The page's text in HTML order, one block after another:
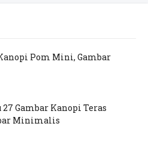
Pom Mini, Gambar
27 Gambar Kanopi Teras
Minimalis